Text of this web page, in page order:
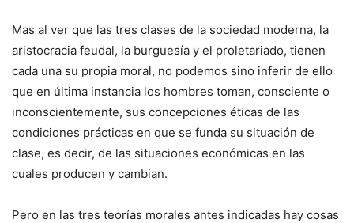
Mas al ver que las tres clases de la sociedad moderna, la
aristocracia feudal, la burguesía y el proletariado, tienen
cada una su propia moral, no podemos sino inferir de ello
que en última instancia los hombres toman, consciente o
inconscientemente, sus concepciones éticas de las
condiciones prácticas en que se funda su situación de
clase, es decir, de las situaciones económicas en las
cuales producen y cambian.
Pero en las tres teorías morales antes indicadas hay cosas